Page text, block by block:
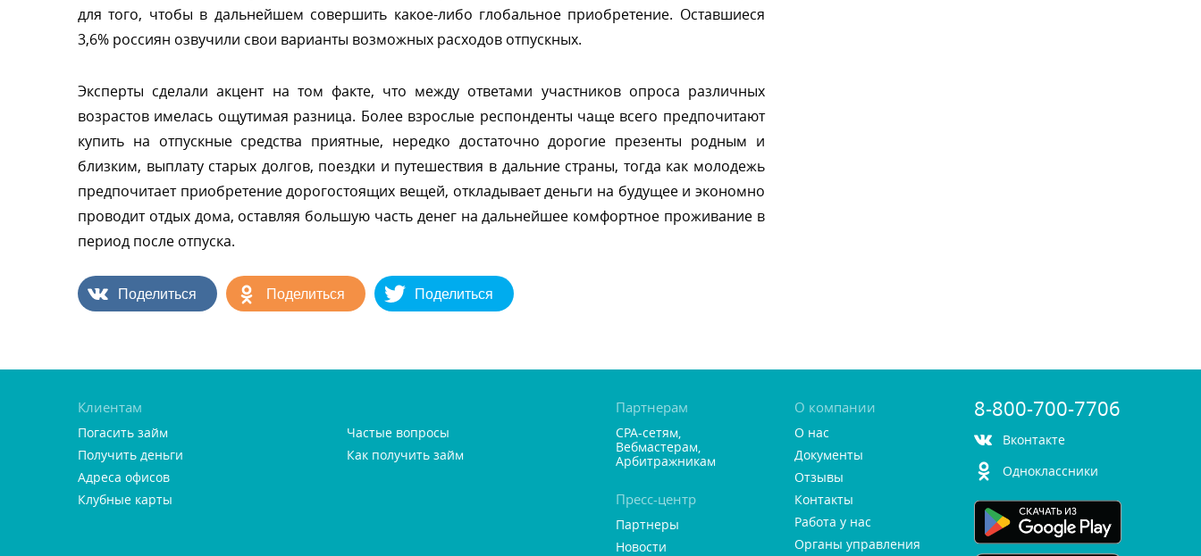
для того, чтобы в дальнейшем совершить какое-либо глобальное приобретение. Оставшиеся
3,6% россиян озвучили свои варианты возможных расходов отпускных.
Эксперты сделали акцент на том факте, что между ответами участников опроса различных
озрастов имелась ощутимая разница. Более взрослые респонденты чаще всего предпочитают
купить на отпускные средства приятные, нередко достаточно дорогие презенты родным и
лизким, выплату старых долгов, поездки и путешествия в дальние страны, тогда как молодежь
предпочитает приобретение дорогостоящих вещей, откладывает деньги на будущее и экономно
проводит отдых дома, оставляя большую часть денег на дальнейшее комфортное проживание
период после отпуска.
Поделиться Поделиться Поделиться
Клиентам
Погасить займ
Получить деньги
Адреса офисо
Клубные карты
Частые вопросы
Как получить займ
Партнерам
CPA-сетям,
ебмастерам,
Арбитражникам
Пресс-центр
Партнеры
Новости
О компании
О нас
Документы
Отзывы
Контакты
Работа у нас
Органы управления
8-800-700-7706
контакте
Одноклассники